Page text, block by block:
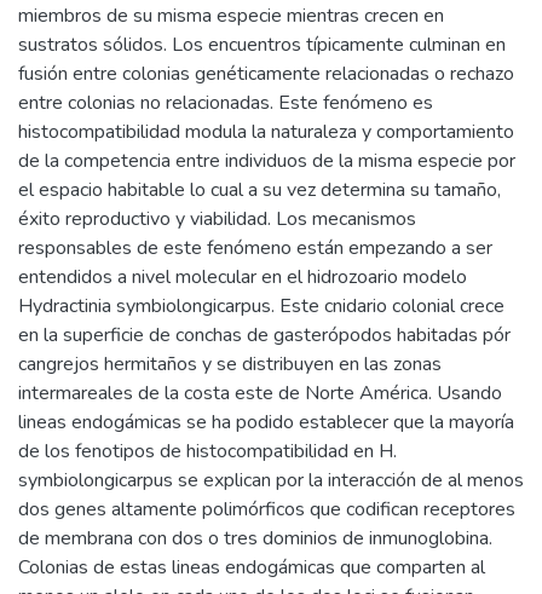
miembros de su misma especie mientras crecen en
sustratos sólidos. Los encuentros típicamente culminan en
fusión entre colonias genéticamente relacionadas o rechazo
entre colonias no relacionadas. Este fenómeno es
histocompatibilidad modula la naturaleza y comportamiento
de la competencia entre individuos de la misma especie por
el espacio habitable lo cual a su vez determina su tamaño,
éxito reproductivo y viabilidad. Los mecanismos
responsables de este fenómeno están empezando a ser
entendidos a nivel molecular en el hidrozoario modelo
Hydractinia symbiolongicarpus. Este cnidario colonial crece
en la superficie de conchas de gasterópodos habitadas pór
cangrejos hermitaños y se distribuyen en las zonas
intermareales de la costa este de Norte América. Usando
lineas endogámicas se ha podido establecer que la mayoría
de los fenotipos de histocompatibilidad en H.
symbiolongicarpus se explican por la interacción de al menos
dos genes altamente polimórficos que codifican receptores
de membrana con dos o tres dominios de inmunoglobina.
Colonias de estas lineas endogámicas que comparten al